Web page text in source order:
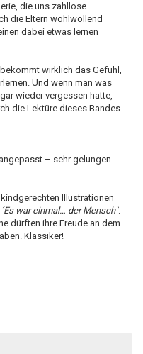
die uns zahllose
die Eltern wohlwollend
dabei etwas lernen
wirklich das Gefühl,
Und wenn man was
wieder vergessen hatte,
die Lektüre dieses Bandes
– sehr gelungen.
Illustrationen
´Es war einmal… der Mensch`.
dürften ihre Freude an dem
Klassiker!